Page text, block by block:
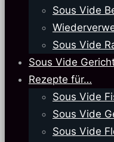
Sous Vide
Sous Vide
Sous Vide
Rezepte für…
Sous Vide
Sous Vide
Sous Vide